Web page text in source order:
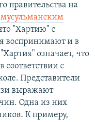
правительства на
мусульманским
"Хартию" с
воспринимают и в
означает, что
с
Представители
выражают
Одна из них
К примеру,